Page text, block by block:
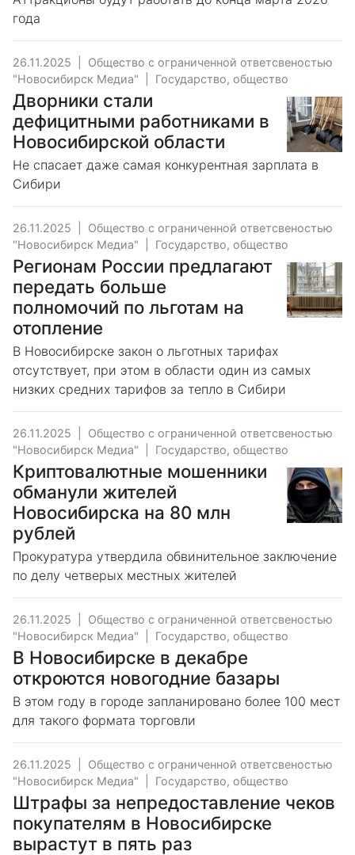
года
26.11.2025
Общество с ограниченной ответсвеностью
"Новосибирск Медиа"
Государство, общество
Дворники стали
дефицитными работниками в
Новосибирской области
Не спасает даже самая конкурентная зарплата в
Сибири
26.11.2025
Общество с ограниченной ответсвеностью
"Новосибирск Медиа"
Государство, общество
Регионам России предлагают
передать больше
полномочий по льготам на
отопление
В Новосибирске закон о льготных тарифах
отсутствует, при этом в области один из самых
низких средних тарифов за тепло в Сибири
26.11.2025
Общество с ограниченной ответсвеностью
"Новосибирск Медиа"
Государство, общество
Криптовалютные мошенники
обманули жителей
Новосибирска на 80 млн
рублей
Прокуратура утвердила обвинительное заключение
по делу четверых местных жителей
26.11.2025
Общество с ограниченной ответсвеностью
"Новосибирск Медиа"
Государство, общество
В Новосибирске в декабре
откроются новогодние базары
В этом году в городе запланировано более 100 мест
для такого формата торговли
26.11.2025
Общество с ограниченной ответсвеностью
"Новосибирск Медиа"
Государство, общество
Штрафы за непредоставление чеков
покупателям в Новосибирске
вырастут в пять раз